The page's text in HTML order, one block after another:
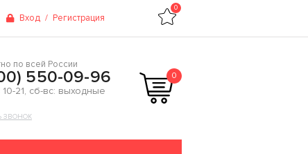
Вход / Регистрация
0
по всей России
550-09-96
10-21, сб-вс: выходные
ЗВОНОК
0